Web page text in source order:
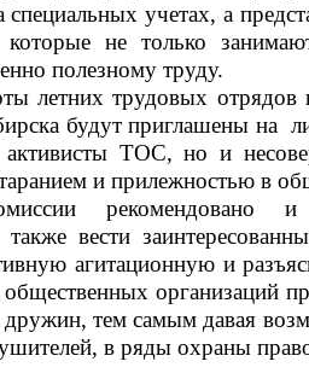
специальных учетах, а
которые не только
полезному труду.
летних трудовых отрядов
будут приглашены на
ТОС, но и
и прилежностью в
вести
агитационную и
организаций
тем самым давая
в ряды охраны